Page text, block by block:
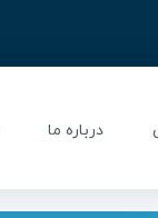
درباره ما